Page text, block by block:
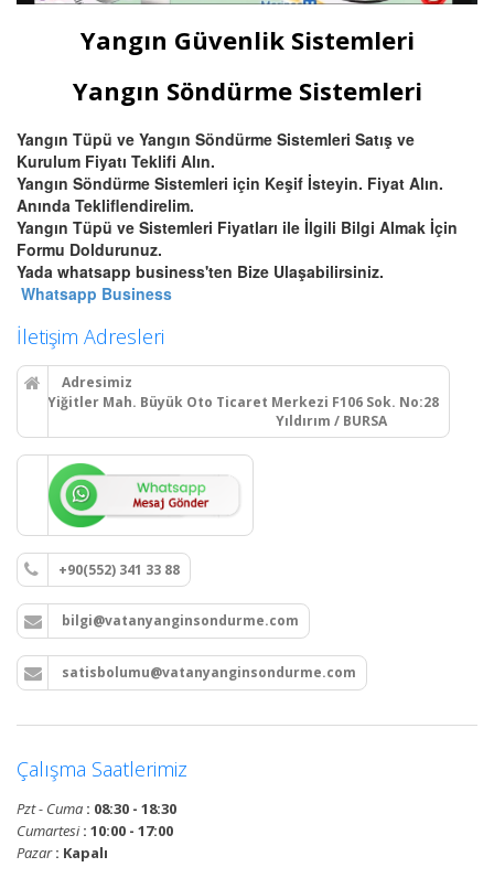
Yangın Güvenlik Sistemleri
Yangın Söndürme Sistemleri
Yangın Tüpü ve Yangın Söndürme Sistemleri Satış ve
Kurulum Fiyatı Teklifi Alın.
Yangın Söndürme Sistemleri için Keşif İsteyin. Fiyat Alın.
Anında Tekliflendirelim.
Yangın Tüpü ve Sistemleri Fiyatları ile İlgili Bilgi Almak İçin
Formu Doldurunuz.
Yada whatsapp business'ten Bize Ulaşabilirsiniz.
Whatsapp Business
İletişim Adresleri
Adresimiz
Yiğitler Mah. Büyük Oto Ticaret Merkezi F106 Sok. No:28
Yıldırım / BURSA
+90(552) 341 33 88
bilgi@vatanyanginsondurme.com
satisbolumu@vatanyanginsondurme.com
Çalışma Saatlerimiz
Pzt - Cuma : 08:30 - 18:30
Cumartesi: 10:00 - 17:00
Pazar: Kapalı